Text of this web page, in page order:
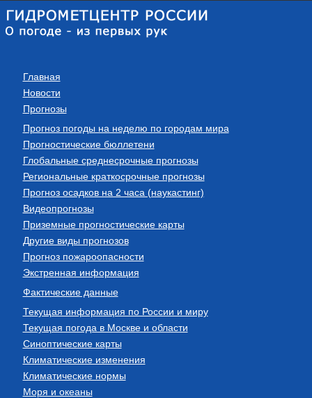
Главная
Новости
Прогнозы
Прогноз погоды на неделю по городам мира
Прогностические бюллетени
Глобальные среднесрочные прогнозы
Региональные краткосрочные прогнозы
Прогноз осадков на 2 часа (наукастинг)
Видеопрогнозы
Приземные прогностические карты
Другие виды прогнозов
Прогноз пожароопасности
Экстренная информация
Фактические данные
Текущая информация по России и миру
Текущая погода в Москве и области
Синоптические карты
Климатические изменения
Климатические нормы
Моря и океаны